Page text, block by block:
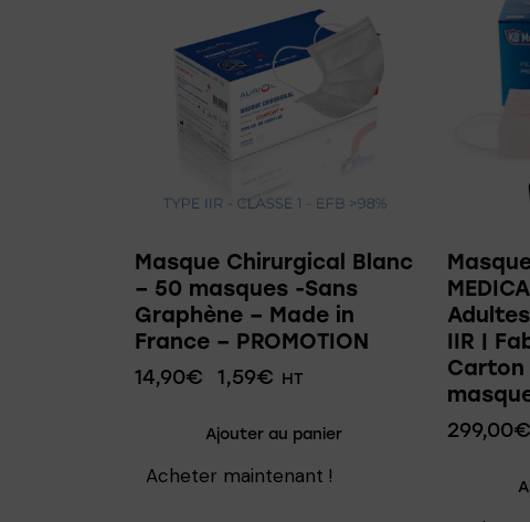
Masque Chirurgical Blanc
– 50 masques -Sans
Graphène – Made in
France – PROMOTION
14,90€ 1,59€ HT
Ajouter au panier
Acheter maintenant !
Adultes
IIR |
Carton
299,00€